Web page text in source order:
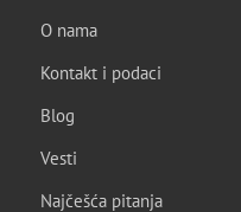
O nama
Kontakt i podaci
Blog
Vesti
Najčešća pitanja